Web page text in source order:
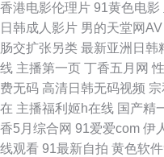
媒视频在线入口 91she在线 福利
线第一页 日本蜜桃综合网 国内
产传媒第三页 婷婷色黑料91 少
91网黄 中文字幕绯色av 色色一
香港电影伦理片 91黄色电影
日韩成人影片 男的天堂网AV
肠交扩张另类 最新亚洲日韩
线 主播第一页 丁香五月网
费无码 高清日韩无码视频
在 主播福利姬h在线 国产精
香5月综合网 91爱爱com 伊
线观看 91最新自拍 黄色软